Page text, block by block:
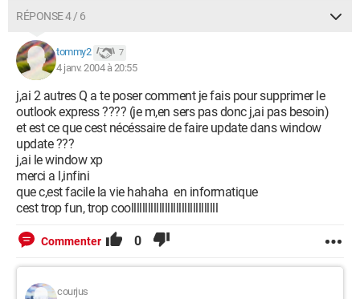
RÉPONSE 4 / 6
tommy2 7
4 janv. 2004 à 20:55
j,ai 2 autres Q a te poser comment je fais pour supprimer le
outlook express ???? (je m,en sers pas donc j,ai pas besoin)
et est ce que cest nécéssaire de faire update dans window
update ???
j,ai le window xp
merci a l,infini
que c,est facile la vie hahaha en informatique
cest trop fun, trop coolllllllllllllllllllllllllllllll
Commenter 0
courjus